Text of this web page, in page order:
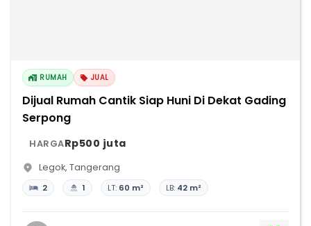
RUMAH JUAL
Dijual Rumah Cantik Siap Huni Di Dekat Gading
Serpong
HARGARp500 juta
Legok, Tangerang
2 1 LT: 60 m² LB: 42 m²